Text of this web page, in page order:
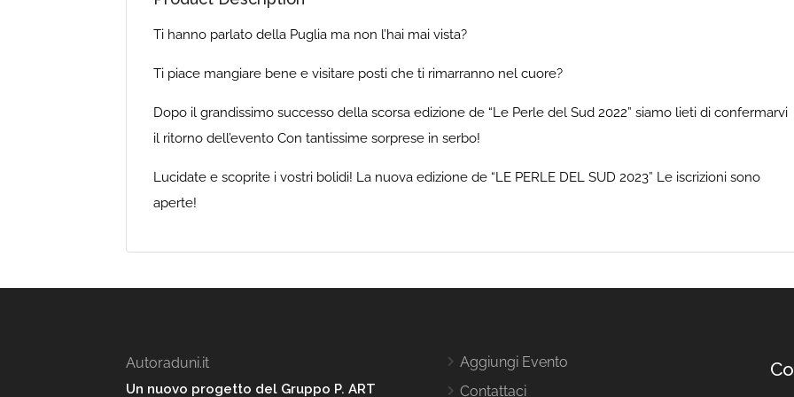
Ti hanno parlato della Puglia ma non l’hai mai vista?
Ti piace mangiare bene e visitare posti che ti rimarranno nel cuore?
Dopo il grandissimo successo della scorsa edizione de “Le Perle del Sud 2022” siamo lieti di confermarvi
il ritorno dell’evento Con tantissime sorprese in serbo!
Lucidate e scoprite i vostri bolidi! La nuova edizione de “LE PERLE DEL SUD 2023” Le iscrizioni sono
aperte!
Autoraduni.it
Un nuovo progetto del Gruppo P. ART
Aggiungi Evento
Contattaci